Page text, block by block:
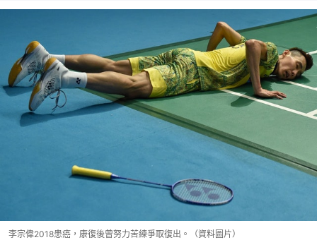
李宗偉2018患癌，康復後曾努力苦練爭取復出。（資料圖片）